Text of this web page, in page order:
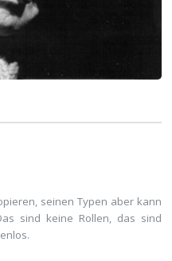
seinen Typen aber kann
sind keine Rollen, das sind